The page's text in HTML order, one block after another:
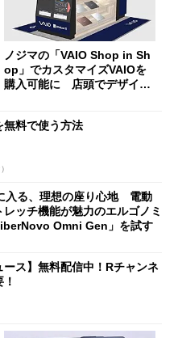
ノジマの「VAIO Shop in Sh
op」でカスタマイズVAIOを
購入可能に 店頭でデザイン
無料で使う方法
入る、理想の座り心地 電動
ッチ機能が魅力のエルゴノミ
Omni Gen」を試す
ース】無料配信中！Rチャンネ